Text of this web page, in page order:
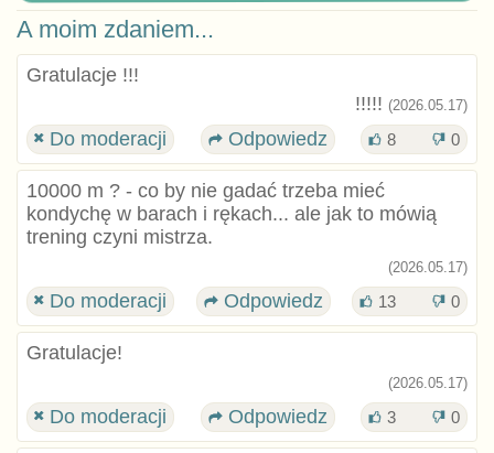
A moim zdaniem...
Gratulacje !!!
!!!!! (2026.05.17)
Do moderacji Odpowiedz 8 0
10000 m ? - co by nie gadać trzeba mieć
kondychę w barach i rękach... ale jak to mówią
trening czyni mistrza.
(2026.05.17)
Do moderacji Odpowiedz 13 0
Gratulacje!
(2026.05.17)
Do moderacji Odpowiedz 3 0